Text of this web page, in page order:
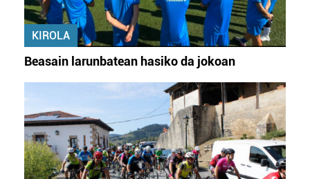
KIROLA
Beasain larunbatean hasiko da jokoan